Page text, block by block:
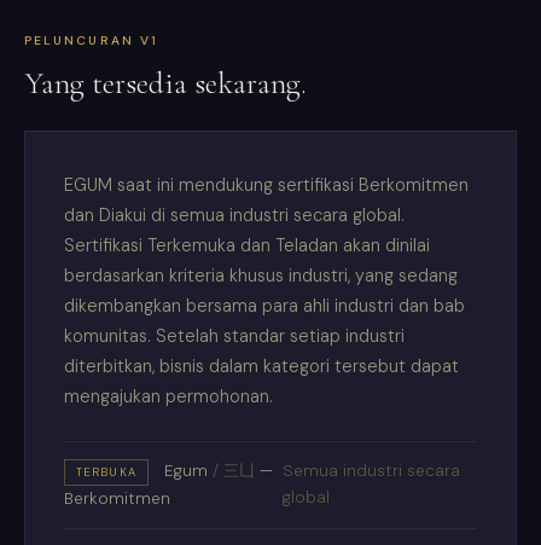
PELUNCURAN V1
Yang tersedia sekarang.
EGUM saat ini mendukung sertifikasi Berkomitmen
dan Diakui di semua industri secara global.
Sertifikasi Terkemuka dan Teladan akan dinilai
berdasarkan kriteria khusus industri, yang sedang
dikembangkan bersama para ahli industri dan bab
komunitas. Setelah standar setiap industri
diterbitkan, bisnis dalam kategori tersebut dapat
mengajukan permohonan.
TERBUKA Egum / 三凵 —
Berkomitmen
Semua industri secara
global